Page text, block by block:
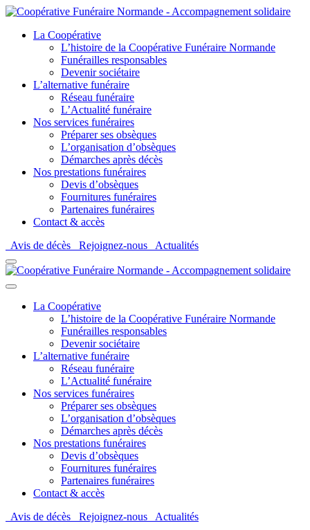
La Coopérative
L’histoire de la Coopérative Funéraire Normande
Funérailles responsables
Devenir sociétaire
L’alternative funéraire
Réseau funéraire
L’Actualité funéraire
Nos services funéraires
Préparer ses obsèques
L’organisation d’obsèques
Démarches après décès
Nos prestations funéraires
Devis d’obsèques
Fournitures funéraires
Partenaires funéraires
Contact & accès
Avis de décès
Rejoignez-nous Actualités
La Coopérative
L’histoire de la Coopérative Funéraire Normande
Funérailles responsables
Devenir sociétaire
L’alternative funéraire
Réseau funéraire
L’Actualité funéraire
Nos services funéraires
Préparer ses obsèques
L’organisation d’obsèques
Démarches après décès
Nos prestations funéraires
Devis d’obsèques
Fournitures funéraires
Partenaires funéraires
Contact & accès
Avis de décès
Rejoignez-nous Actualités